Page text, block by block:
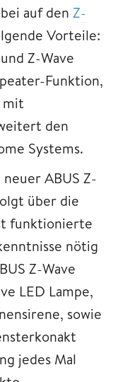
auf den Z-
Vorteile:
Z-Wave
Funktion,
mit
den
Systems.
ABUS Z-
über die
funktionierte
nötig
Z-Wave
LED Lampe,
sowie
jedes Mal